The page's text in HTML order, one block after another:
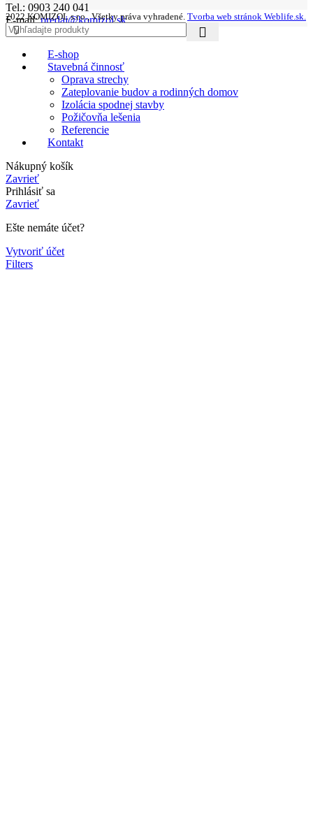
Tel.: 0903 240 041
E-mail:predaj@komizol.sk
2022 KOMIZOL s.r.o., Všetky práva vyhradené. Tvorba web stránok Weblife.sk.
E-shop
Stavebná činnosť
Oprava strechy
Zateplovanie budov a rodinných domov
Izolácia spodnej stavby
Požičovňa lešenia
Referencie
Kontakt
Nákupný košík
Zavrieť
Prihlásiť sa
Zavrieť
Ešte nemáte účet?
Vytvoriť účet
Filters